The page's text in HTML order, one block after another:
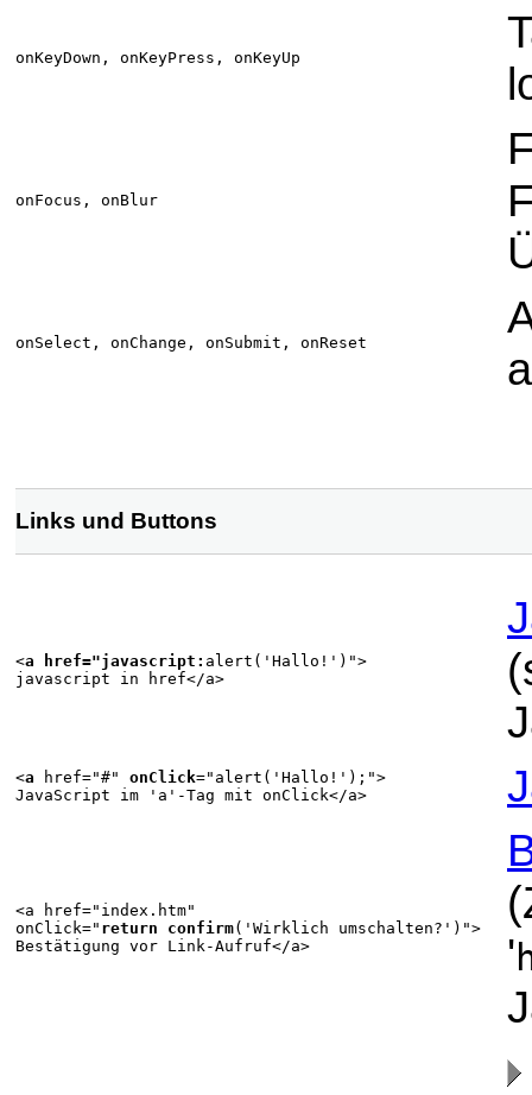
onKeyDown, onKeyPress, onKeyUp
onFocus, onBlur
onSelect, onChange, onSubmit, onReset
Links und Buttons
<a href="javascript: alert('Hallo!')">
javascript in href</a>
<a href="#" onClick="alert('Hallo!');">
JavaScript im ' a '-Tag mit onClick</a>
<a href="index.htm"
onClick=" return confirm('Wirklich umschalten?')">
Bestätigung vor Link-Aufruf</a>
'